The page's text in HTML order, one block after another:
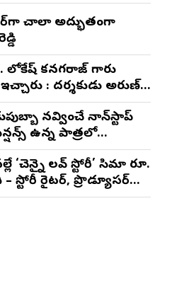
చాలా అద్భుతంగా
లోకేష్ కనగరాజ్ గారు
: దర్శకుడు అరుణ్
నవ్వించే నాన్‌స్టాప్
ఉన్న పాత్రలో
: వరుణ్ తేజ్
‘చెన్నై లవ్ స్టోరీ’ సినిమా రూ.
– స్టోరీ రైటర్, ప్రొడ్యూసర్